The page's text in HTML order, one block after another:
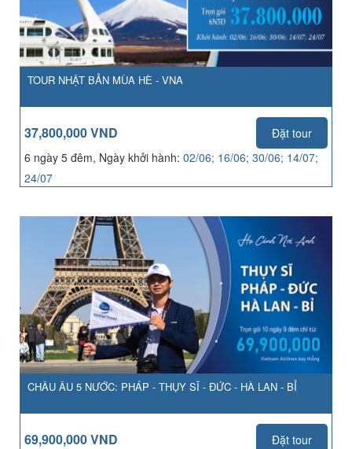
TOUR NHẬT BẢN MÙA HÈ - VNA
37,800,000 VND
Đặt tour
6 ngày 5 đêm, Ngày khởi hành: 02/06; 16/06; 30/06; 14/07;
24/07
CHÂU ÂU 5 NƯỚC: PHÁP - THỤY SĨ - ĐỨC - HÀ LAN - BỈ
69,900,000 VND
Đặt tour